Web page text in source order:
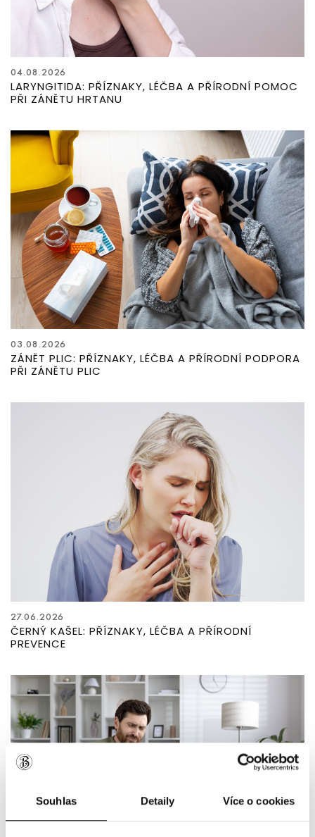
Souhlas Detaily Více o cookies
04.08.2026
LARYNGITIDA: PŘÍZNAKY, LÉČBA A PŘÍRODNÍ POMOC
PŘI ZÁNĚTU HRTANU
03.08.2026
ZÁNĚT PLIC: PŘÍZNAKY, LÉČBA A PŘÍRODNÍ PODPORA
PŘI ZÁNĚTU PLIC
27.06.2026
ČERNÝ KAŠEL: PŘÍZNAKY, LÉČBA A PŘÍRODNÍ
PREVENCE